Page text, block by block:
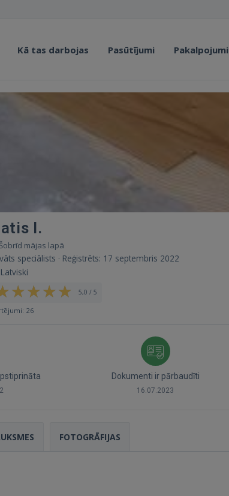
Kā tas darbojas Pasūtījumi Pakalpojumi
I.
Šobrīd mājas lapā
speciālists · Reģistrēts: 17 septembris 2022
5,0 / 5
26
Dokumenti ir pārbaudīti
16.07.2023
FOTOGRĀFIJAS